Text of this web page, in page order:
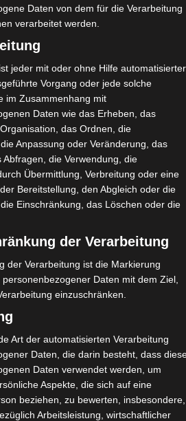
Aktion
werden
Home
spenden
Jobs
einreichen
Chopper
Fahrräder
Kabinenroller
Klappräder
Lastendreiräder
Elektro-Roller
Daten von dem für die Verarbeitung
verarbeitet werden.
jeder mit oder ohne Hilfe automatisierter
Vorgang oder jede solche
im Zusammenhang mit
Daten wie das Erheben, das
das Ordnen, die
Anpassung oder Veränderung, das
Abfragen, die Verwendung, die
Übermittlung, Verbreitung oder eine
Bereitstellung, den Abgleich oder die
Einschränkung, das Löschen oder die
der Verarbeitung
der Verarbeitung ist die Markierung
Daten mit dem Ziel,
einzuschränken.
Art der automatisierten Verarbeitung
Daten, die darin besteht, dass
Daten verwendet werden, um
Aspekte, die sich auf eine
beziehen, zu bewerten, insbesondere,
Arbeitsleistung, wirtschaftlicher